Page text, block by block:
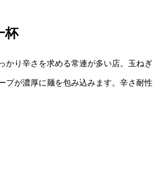
杯
辛さを求める常連が多い店。玉ねぎ
プが濃厚に麺を包み込みます。辛さ耐性